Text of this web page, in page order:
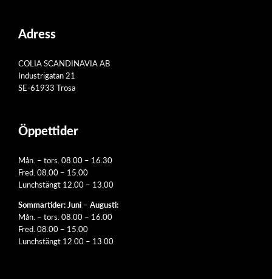
Adress
COLIA SCANDINAVIA AB
Industrigatan 21
SE-61933 Trosa
Öppettider
Mån. – tors. 08.00 – 16.30
Fred. 08.00 – 15.00
Lunchstängt 12.00 – 13.00
Sommartider: Juni – Augusti:
Mån. – tors. 08.00 – 16.00
Fred. 08.00 – 15.00
Lunchstängt 12.00 – 13.00